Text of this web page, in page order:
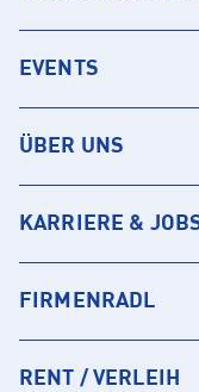
EVENTS
ÜBER UNS
KARRIERE &
FIRMENRADL
RENT / VERLEIH